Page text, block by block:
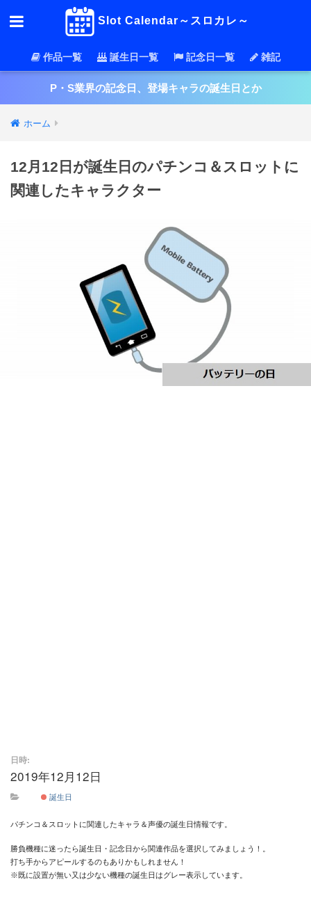
Slot Calendar～スロカレ～
作品一覧 誕生日一覧 記念日一覧 雑記
P・S業界の記念日、登場キャラの誕生日とか
ホーム
12月12日が誕生日のパチンコ＆スロットに
関連したキャラクター
日時:
2019年12月12日
誕生日
パチンコ＆スロットに関連したキャラ＆声優の誕生日情報です。
勝負機種に迷ったら誕生日・記念日から関連作品を選択してみましょう！。
打ち手からアピールするのもありかもしれません！
※既に設置が無い又は少ない機種の誕生日はグレー表示しています。